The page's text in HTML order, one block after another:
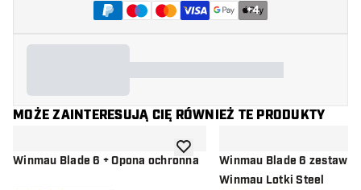
+4
MOŻE ZAINTERESUJĄ CIĘ RÓWNIEŻ TE PRODUKTY
Winmau Blade 6 + Opona ochronnadodaj do listy życzeń
Winmau Blade 6 zestaw +
Winmau Lotki Steel